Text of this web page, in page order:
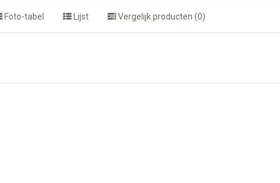
Foto-tabel Lijst Vergelijk producten (0)